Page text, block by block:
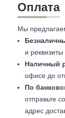
Оплата
Мы
и реквизиты
Наличный
офисе до
По
отправьте
адрес